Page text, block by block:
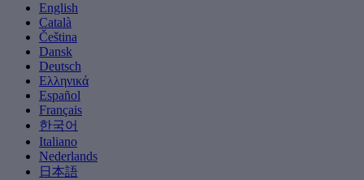
English
Català
Čeština
Dansk
Deutsch
Ελληνικά
Español
Français
한국어
Italiano
Nederlands
日本語